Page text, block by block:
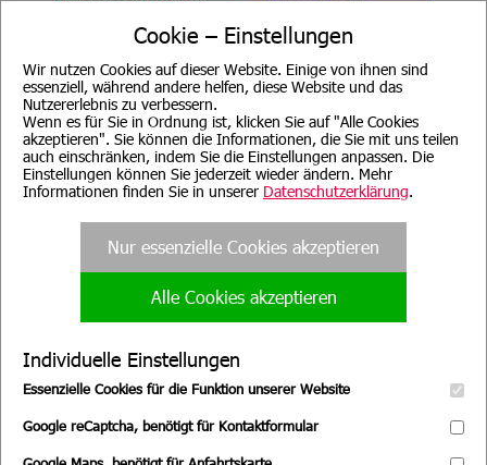
Klinik Sonnenbichl
Aschau
Beratung für Mutter, Mutter-
Kind, Vater, Vater-Kind und
pflegende Angehörige
Bildungsstätte, München
Cookie – Einstellungen
Wir nutzen Cookies auf dieser Website. Einige von ihnen sind
essenziell, während andere helfen, diese Website und das
Nutzererlebnis zu verbessern.
Wenn es für Sie in Ordnung ist, klicken Sie auf "Alle Cookies
akzeptieren". Sie können die Informationen, die Sie mit uns teilen
auch einschränken, indem Sie die Einstellungen anpassen. Die
Einstellungen können Sie jederzeit wieder ändern. Mehr
Informationen finden Sie in unserer Datenschutzerklärung.
Nur essenzielle Cookies akzeptieren
Alle Cookies akzeptieren
Individuelle Einstellungen
Essenzielle Cookies für die Funktion unserer Website
Google reCaptcha, benötigt für Kontaktformular